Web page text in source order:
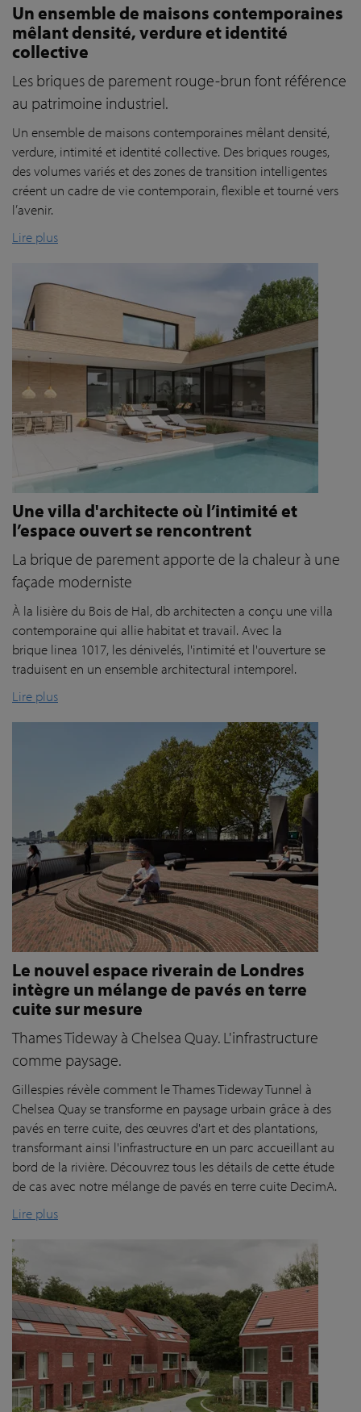
Un ensemble de maisons contemporaines
mêlant densité, verdure et identité
collective
Les briques de parement rouge-brun font référence
au patrimoine industriel.
Un ensemble de maisons contemporaines mêlant densité,
verdure, intimité et identité collective. Des briques rouges,
des volumes variés et des zones de transition intelligentes
créent un cadre de vie contemporain, flexible et tourné vers
l’avenir.
Lire plus
Une villa d'architecte où l’intimité et
l’espace ouvert se rencontrent
La brique de parement apporte de la chaleur à une
façade moderniste
À la lisière du Bois de Hal,dbarchitecten a conçu une villa
contemporainequi allie habitat et travail. Avec la
brique linea 1017, les dénivelés, l'intimité et l'ouverture se
traduisent en un ensemble architectural intemporel.
Lire plus
Le nouvel espace riverain de Londres
intègre un mélange de pavés en terre
cuite sur mesure
Thames Tideway à Chelsea Quay. L'infrastructure
comme paysage.
Gillespies révèle comment le Thames Tideway Tunnel à
Chelsea Quay se transforme en paysage urbain grâce à des
pavés en terre cuite, des œuvres d'art et des plantations,
transformant ainsi l'infrastructure en un parc accueillant au
bord de la rivière. Découvrez tous les détails de cette étude
de cas avec notre mélange de pavés en terre cuite DecimA.
Lire plus